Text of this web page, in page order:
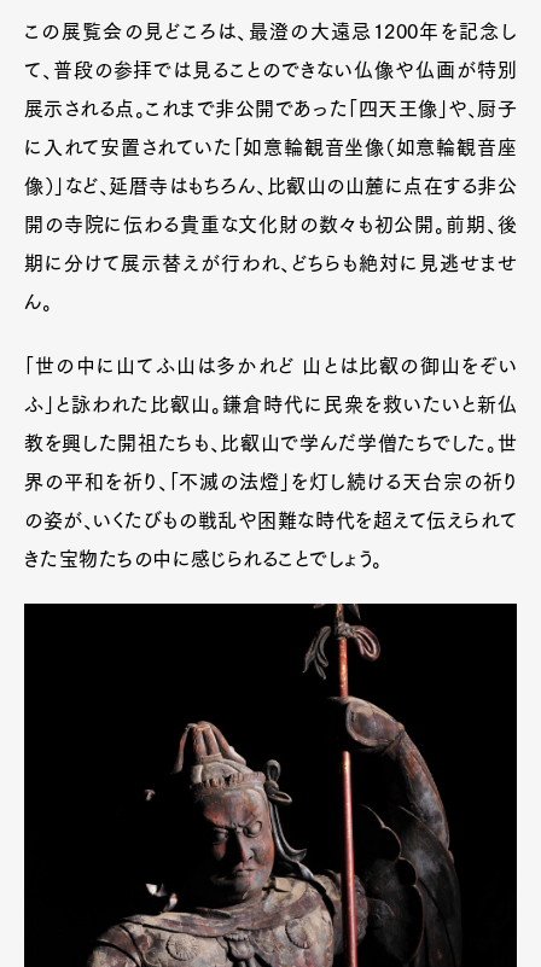
この展覧会の見どころは、最澄の大遠忌1200年を記念し
て、普段の参拝では見ることのできない仏像や仏画が特別
展示される点。これまで非公開であった「四天王像」や、厨子
に入れて安置されていた「如意輪観音坐像（如意輪観音座
像）」など、延暦寺はもちろん、比叡山の山麓に点在する非公
開の寺院に伝わる貴重な文化財の数々も初公開。前期、後
期に分けて展示替えが行われ、どちらも絶対に見逃せませ
ん。
「世の中に山てふ山は多かれど 山とは比叡の御山をぞい
ふ」と詠われた比叡山。鎌倉時代に民衆を救いたいと新仏
教を興した開祖たちも、比叡山で学んだ学僧たちでした。世
界の平和を祈り、「不滅の法燈」を灯し続ける天台宗の祈り
の姿が、いくたびもの戦乱や困難な時代を超えて伝えられて
きた宝物たちの中に感じられることでしょう。